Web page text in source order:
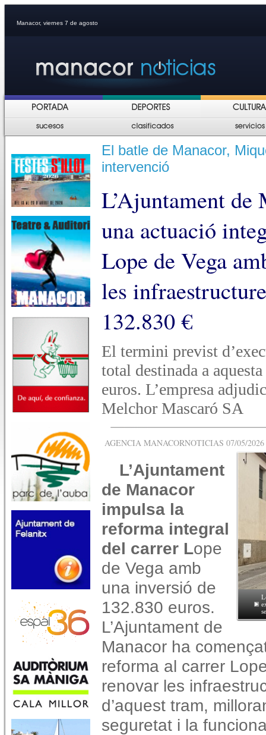
Manacor, viernes 7 de agosto
El batle de Manacor,
intervenció
L’Ajuntament de
una actuació
Lope de Vega
les
132.830 €
El termini previst
total destinada a
euros. L’empresa
Melchor Mascaró SA
AGENCIA MANACORNOTICIAS 07/05/
L’Ajuntament
de Manacor
impulsa la
reforma integral
del carrer Lope
de Vega amb
una inversió de
132.830 euros.
L’Ajuntament de
Manacor ha
reforma al carrer
renovar les
d’aquest tram,
seguretat i la